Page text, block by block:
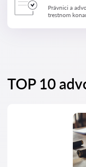
Právnici a
trestnom
TOP 10